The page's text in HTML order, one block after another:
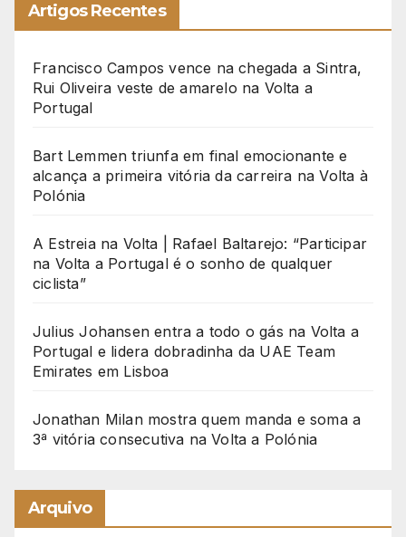
Artigos Recentes
Francisco Campos vence na chegada a Sintra,
Rui Oliveira veste de amarelo na Volta a
Portugal
Bart Lemmen triunfa em final emocionante e
alcança a primeira vitória da carreira na Volta à
Polónia
A Estreia na Volta | Rafael Baltarejo: “Participar
na Volta a Portugal é o sonho de qualquer
ciclista”
Julius Johansen entra a todo o gás na Volta a
Portugal e lidera dobradinha da UAE Team
Emirates em Lisboa
Jonathan Milan mostra quem manda e soma a
3ª vitória consecutiva na Volta a Polónia
Arquivo